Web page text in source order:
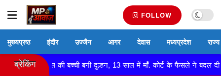
FOLLOW
मुख्यप्रष्ठ इंदौर उज्जैन आगर देवास मध्यप्रदेश राज्य
ब्रेकिंग11 साल की बच्ची बनी दुल्हन, 13 साल में माँ. कोर्ट के फैसले ने बदल दी